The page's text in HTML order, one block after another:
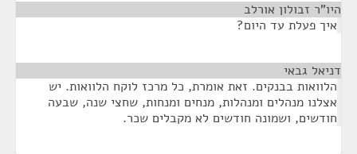
היו"ר זבולון אורלב
איך פעלת עד היום?
דניאל גבאי
הלוואות בבנקים. זאת אומרת, כל מרכז לוקח הלוואות. יש
אצלנו מנהלים ומנהלות, מנחים ומנחות, שחצי שנה, שבעה
חודשים, ושמונה חודשים לא מקבלים שכר.